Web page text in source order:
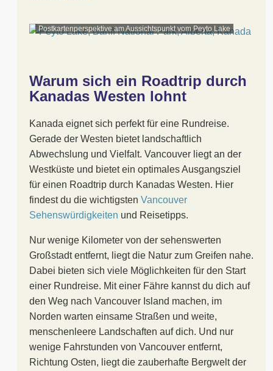
Postkartenperspektive am Aussichtspunkt vom Peyto Lake
Warum sich ein Roadtrip durch
Kanadas Westen lohnt
Kanada eignet sich perfekt für eine Rundreise.
Gerade der Westen bietet landschaftlich
Abwechslung und Vielfalt. Vancouver liegt an der
Westküste und bietet ein optimales Ausgangsziel
für einen Roadtrip durch Kanadas Westen. Hier
findest du die wichtigsten Vancouver
Sehenswürdigkeiten und Reisetipps.
Nur wenige Kilometer von der sehenswerten
Großstadt entfernt, liegt die Natur zum Greifen nahe.
Dabei bieten sich viele Möglichkeiten für den Start
einer Rundreise. Mit einer Fähre kannst du dich auf
den Weg nach Vancouver Island machen, im
Norden warten einsame Straßen und weite,
menschenleere Landschaften auf dich. Und nur
wenige Fahrstunden von Vancouver entfernt,
Richtung Osten, liegt die zauberhafte Bergwelt der